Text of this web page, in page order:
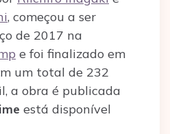
, começou a ser
de 2017 na
e foi finalizado em
um total de 232
a obra é publicada
está disponível